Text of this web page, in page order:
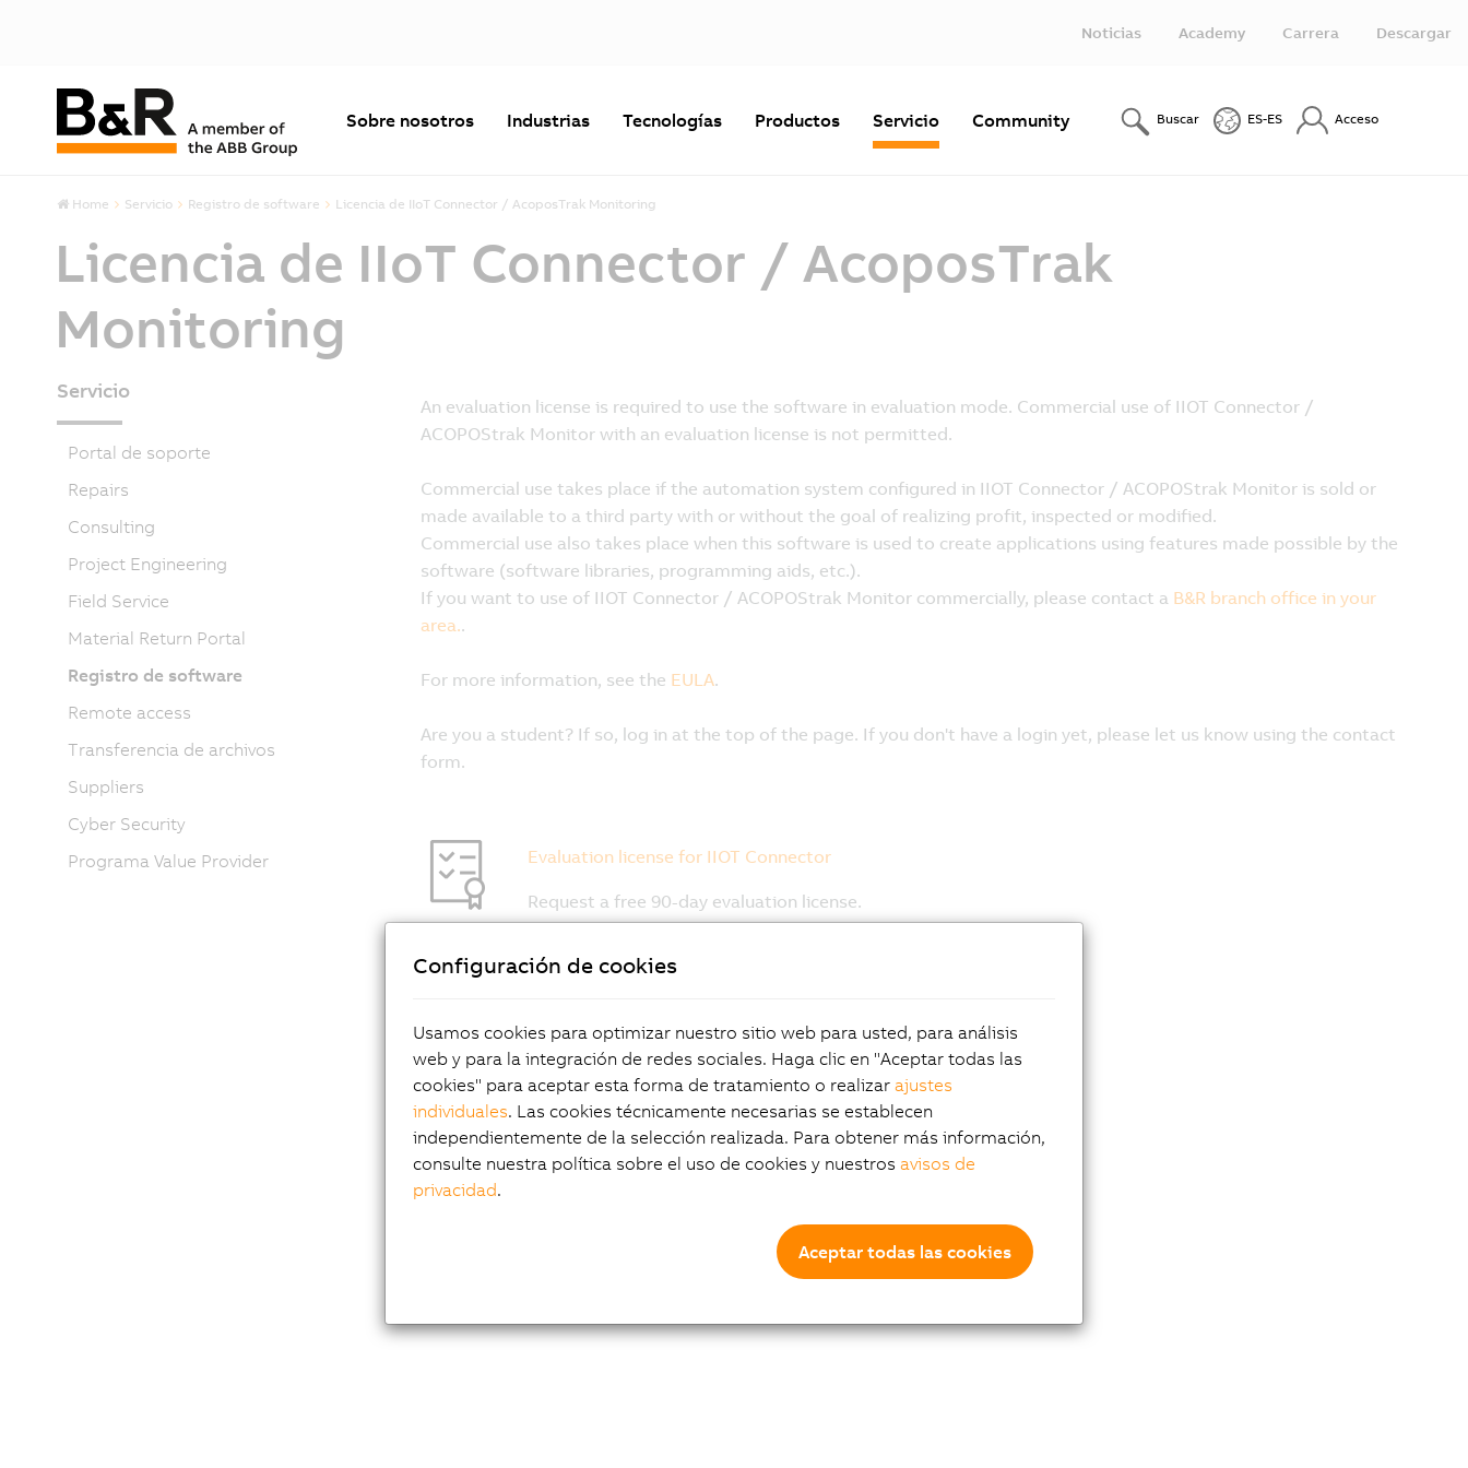
Noticias Academy Carrera Descargar
Sobre nosotros Industrias Tecnologías Productos Servicio Community Buscar ES-ES Acceso
Home Servicio Registro de software Licencia de IIoT Connector / AcoposTrak Monitoring
Licencia de IIoT Connector / AcoposTrak
Monitoring
Servicio
Portal de soporte
Repairs
Consulting
Project Engineering
Field Service
Material Return Portal
Registro de software
Remote access
Transferencia de archivos
Suppliers
Cyber Security
Programa Value Provider
Configuración de cookies
Usamos cookies para optimizar nuestro sitio web para usted, para análisis
web y para la integración de redes sociales. Haga clic en "Aceptar todas las
cookies" para aceptar esta forma de tratamiento o realizar ajustes
individuales. Las cookies técnicamente necesarias se establecen
independientemente de la selección realizada. Para obtener más información,
consulte nuestra política sobre el uso de cookies y nuestros avisos de
privacidad.
Aceptar todas las cookies